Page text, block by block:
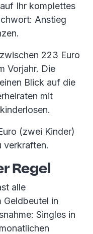
Ihr komplettes
Anstieg
223 Euro
Vorjahr. Die
Blick auf die
mit
(zwei Kinder)
verkraften.
Regel
alle
Geldbeutel in
Singles in